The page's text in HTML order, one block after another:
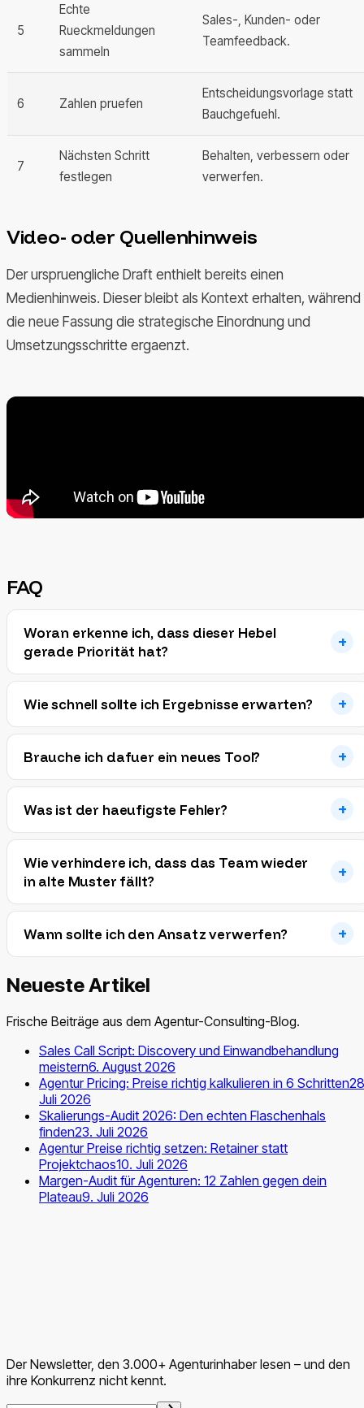
5
Echte
Rueckmeldungen
sammeln
Sales-, Kunden- oder
Teamfeedback.
6 Zahlen pruefen
Entscheidungsvorlage statt
Bauchgefuehl.
7
Nächsten Schritt
festlegen
Behalten, verbessern oder
verwerfen.
Video- oder Quellenhinweis
Der urspruengliche Draft enthielt bereits einen
Medienhinweis. Dieser bleibt als Kontext erhalten, während
die neue Fassung die strategische Einordnung und
Umsetzungsschritte ergaenzt.
FAQ
Woran erkenne ich, dass dieser Hebel
gerade Priorität hat?
Wie schnell sollte ich Ergebnisse erwarten?
Brauche ich dafuer ein neues Tool?
Was ist der haeufigste Fehler?
Wie verhindere ich, dass das Team wieder
in alte Muster fällt?
Wann sollte ich den Ansatz verwerfen?
Neueste Artikel
Frische Beiträge aus dem Agentur-Consulting-Blog.
Sales Call Script: Discovery und Einwandbehandlung
meistern6. August 2026
Agentur Pricing: Preise richtig kalkulieren in 6 Schritten
Juli 2026
Skalierungs-Audit 2026: Den echten Flaschenhals
finden23. Juli 2026
Agentur Preise richtig setzen: Retainer statt
Projektchaos10. Juli 2026
Margen-Audit für Agenturen: 12 Zahlen gegen dein
Plateau9. Juli 2026
Der Newsletter, den 3.000+ Agenturinhaber lesen – und den
ihre Konkurrenz nicht kennt.